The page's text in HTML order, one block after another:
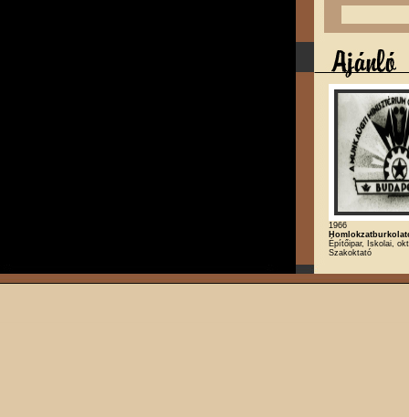
1966
Építőipar, Iskolai,
Szakoktató